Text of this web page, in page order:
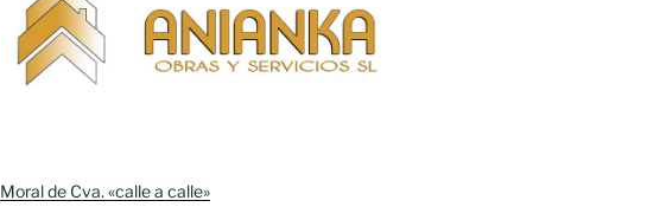
Moral de Cva. «calle a calle»